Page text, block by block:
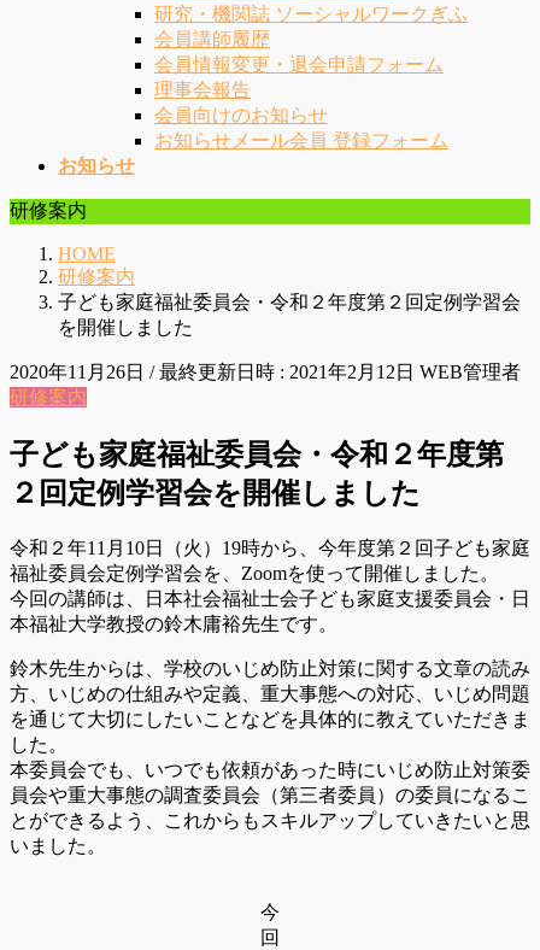
研究・機関誌 ソーシャルワークぎふ
会員講師履歴
会員情報変更・退会申請フォーム
理事会報告
会員向けのお知らせ
お知らせメール会員 登録フォーム
お知らせ
研修案内
HOME
研修案内
子ども家庭福祉委員会・令和２年度第２回定例学習会
を開催しました
2020年11月26日 / 最終更新日時 : 2021年2月12日 WEB管理者
研修案内
子ども家庭福祉委員会・令和２年度第
２回定例学習会を開催しました
令和２年11月10日（火）19時から、今年度第２回子ども家庭
福祉委員会定例学習会を、Zoomを使って開催しました。
今回の講師は、日本社会福祉士会子ども家庭支援委員会・日
本福祉大学教授の鈴木庸裕先生です。
鈴木先生からは、学校のいじめ防止対策に関する文章の読み
方、いじめの仕組みや定義、重大事態への対応、いじめ問題
を通じて大切にしたいことなどを具体的に教えていただきま
した。
本委員会でも、いつでも依頼があった時にいじめ防止対策委
員会や重大事態の調査委員会（第三者委員）の委員になるこ
とができるよう、これからもスキルアップしていきたいと思
いました。
今
回